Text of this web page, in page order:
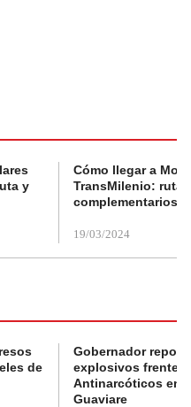
y
Cómo llegar a
TransMilenio:
complementarios
19/03/2024
de
Gobernador
explosivos frente a
Antinarcóticos en
Guaviare